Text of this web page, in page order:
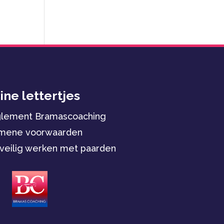
lettertjes
Bramascoaching
voorwaarden
werken met paarden